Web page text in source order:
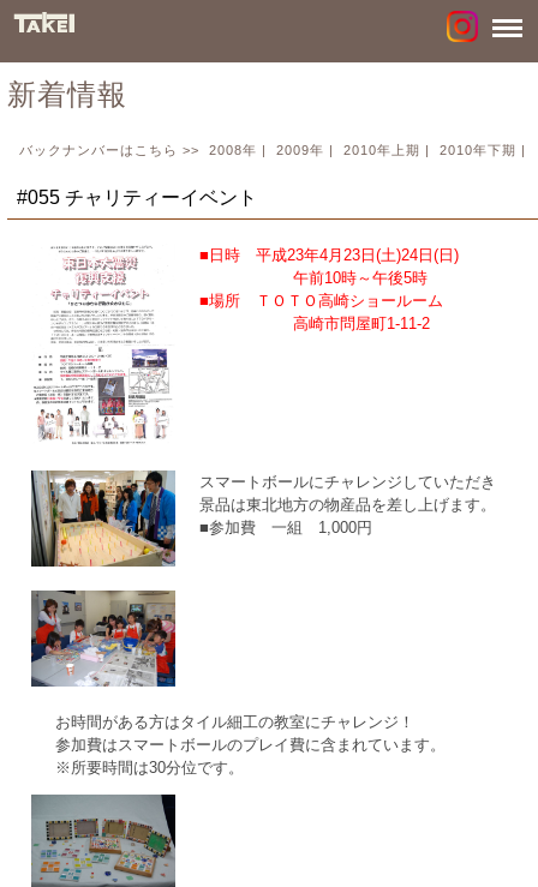
新着情報
バックナンバーはこちら >> 2008年 | 2009年 | 2010年上期 | 2010年下期 |
#055 チャリティーイベント
■日時 平成23年4月23日(土)24日(日)
午前10時～午後5時
■場所 ＴＯＴＯ高崎ショールーム
高崎市問屋町1-11-2
スマートボールにチャレンジしていただき
景品は東北地方の物産品を差し上げます。
■参加費 一組 1,000円
お時間がある方はタイル細工の教室にチャレンジ！
参加費はスマートボールのプレイ費に含まれています。
※所要時間は30分位です。